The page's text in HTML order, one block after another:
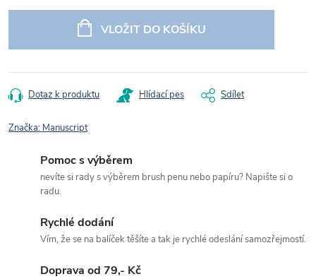
VLOŽIT DO KOŠÍKU
Dotaz k produktu Hlídací pes Sdílet
Značka: Manuscript
Pomoc s výběrem
nevíte si rady s výběrem brush penu nebo papíru? Napište si o
radu.
Rychlé dodání
Vím, že se na balíček těšíte a tak je rychlé odeslání samozřejmostí.
Doprava od 79,- Kč